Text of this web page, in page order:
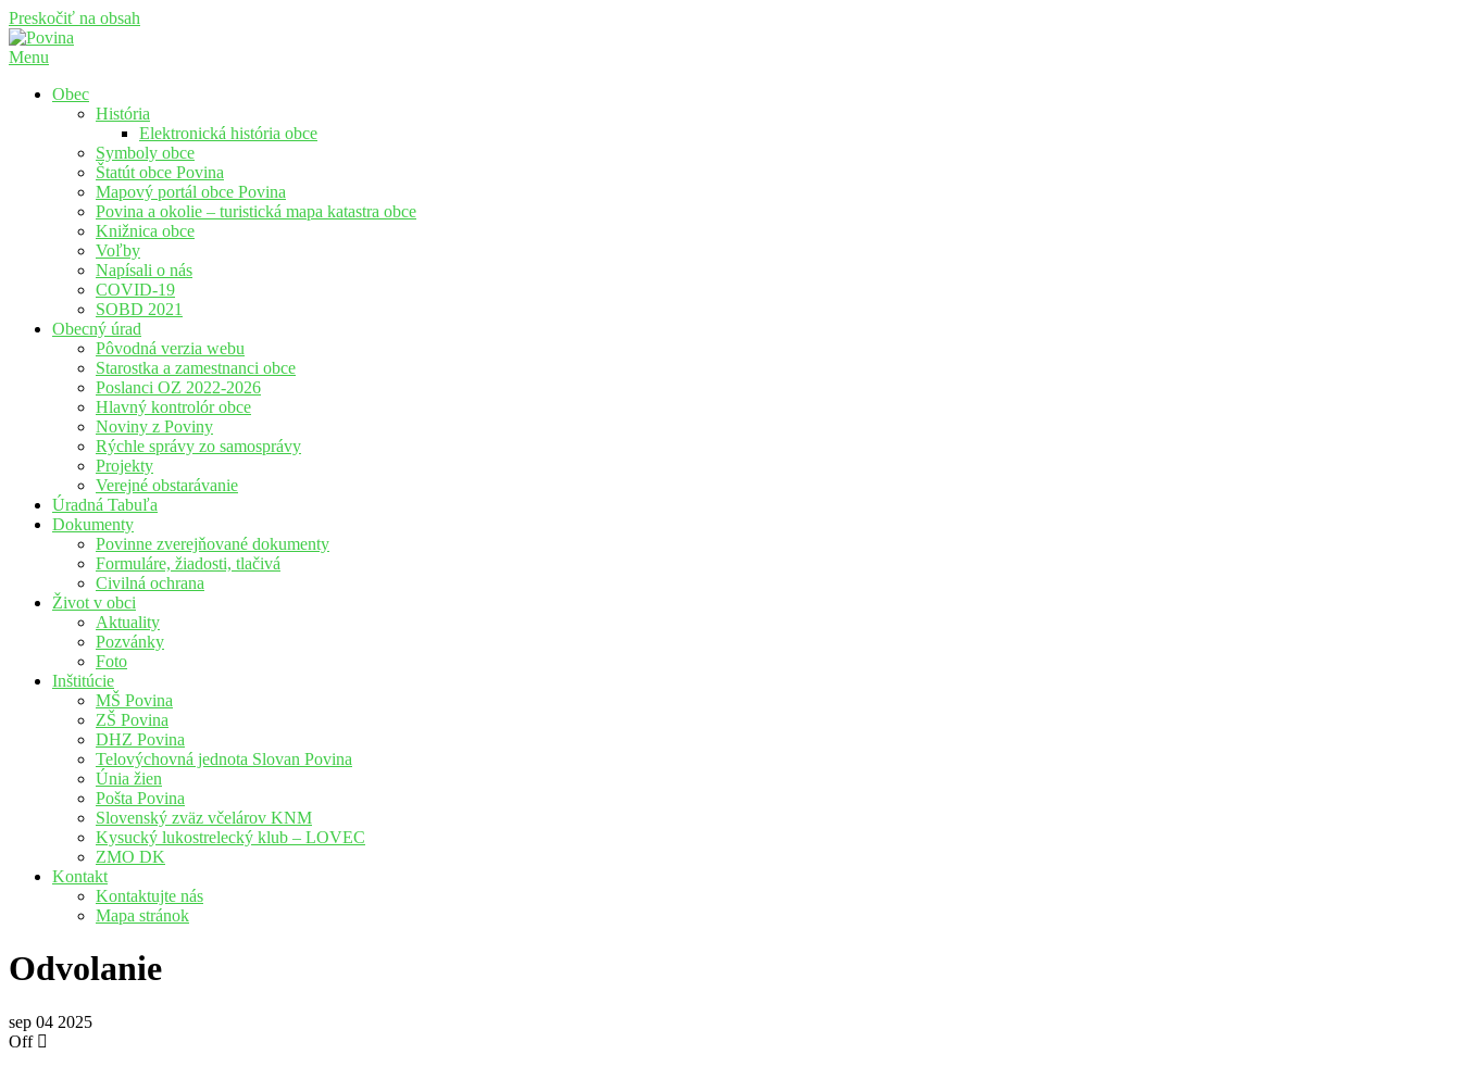
Preskočiť na obsah
Menu
Obec
História
Elektronická história obce
Symboly obce
Štatút obce Povina
Mapový portál obce Povina
Povina a okolie – turistická mapa katastra obce
Knižnica obce
Voľby
Napísali o nás
COVID-19
SOBD 2021
Obecný úrad
Pôvodná verzia webu
Starostka a zamestnanci obce
Poslanci OZ 2022-2026
Hlavný kontrolór obce
Noviny z Poviny
Rýchle správy zo samosprávy
Projekty
Verejné obstarávanie
Úradná Tabuľa
Dokumenty
Povinne zverejňované dokumenty
Formuláre, žiadosti, tlačivá
Civilná ochrana
Život v obci
Aktuality
Pozvánky
Foto
Inštitúcie
MŠ Povina
ZŠ Povina
DHZ Povina
Telovýchovná jednota Slovan Povina
Únia žien
Pošta Povina
Slovenský zväz včelárov KNM
Kysucký lukostrelecký klub – LOVEC
ZMO DK
Kontakt
Kontaktujte nás
Mapa stránok
Odvolanie
sep 04 2025
Off